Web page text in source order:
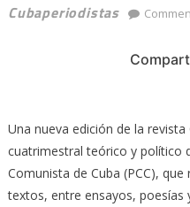
Cubaperiodistas
Una nueva edición de la
cuatrimestral teórico y político
Comunista de Cuba (PCC),
textos, entre ensayos, poesías